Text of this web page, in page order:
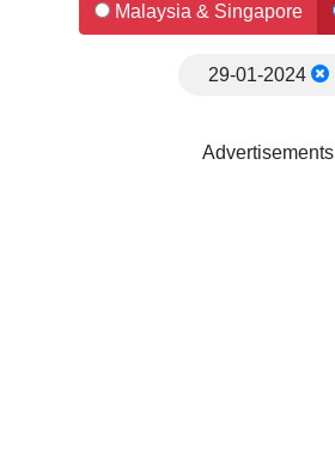
Malaysia & Singapore
29-01-2024
Advertisements